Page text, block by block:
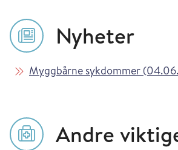
Nyheter
Les mer om
Myggbårne sykdommer
Andre